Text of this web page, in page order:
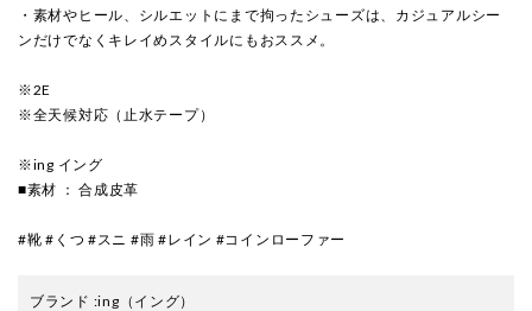
・素材やヒール、シルエットにまで拘ったシューズは、カジュアルシー
ンだけでなくキレイめスタイルにもおススメ。
※2E
※全天候対応（止水テープ）
※ing イング
■素材 ： 合成皮革
#靴 #くつ #スニ #雨 #レイン #コインローファー
ブランド :ing （イング）